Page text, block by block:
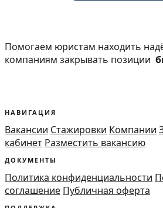
Помогаем юристам находить
компаниям закрывать позиции
НАВИГАЦИЯ
Вакансии Стажировки Компании
кабинет Разместить вакансию
ДОКУМЕНТЫ
Политика конфиденциальности
соглашение Публичная оферта